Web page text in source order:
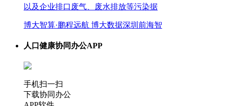
以及企业排口废气、废水排放等污染据
博大智算·鹏程远航 博大数据深圳前海智
人口健康协同办公APP
手机扫一扫
下载协同办公